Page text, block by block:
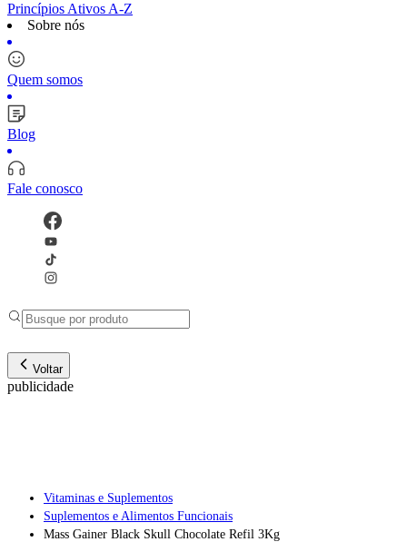
Princípios Ativos A-Z
Sobre nós
Quem somos
Blog
Fale conosco
Voltar
publicidade
Vitaminas e Suplementos
Suplementos e Alimentos Funcionais
Mass Gainer Black Skull Chocolate Refil 3Kg